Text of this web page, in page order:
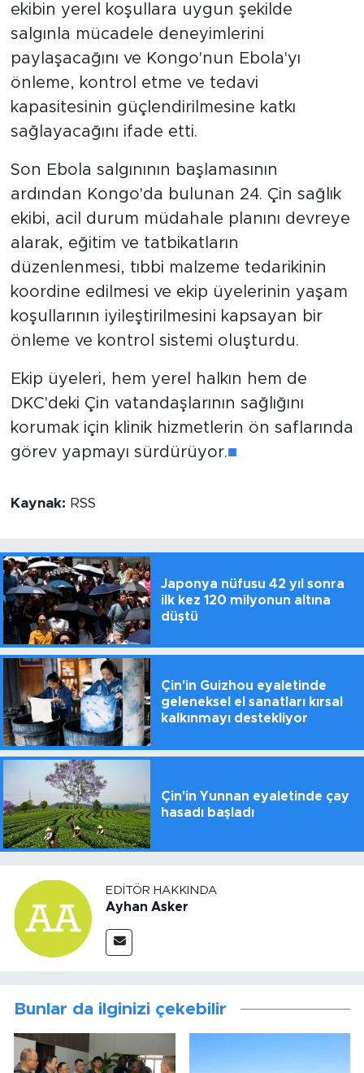
ekibin yerel koşullara uygun şekilde
salgınla mücadele deneyimlerini
paylaşacağını ve Kongo'nun Ebola'yı
önleme, kontrol etme ve tedavi
kapasitesinin güçlendirilmesine katkı
sağlayacağını ifade etti.
Son Ebola salgınının başlamasının
ardından Kongo'da bulunan 24. Çin sağlık
ekibi, acil durum müdahale planını devreye
alarak, eğitim ve tatbikatların
düzenlenmesi, tıbbi malzeme tedarikinin
koordine edilmesi ve ekip üyelerinin yaşam
koşullarının iyileştirilmesini kapsayan bir
önleme ve kontrol sistemi oluşturdu.
Ekip üyeleri, hem yerel halkın hem de
DKC'deki Çin vatandaşlarının sağlığını
korumak için klinik hizmetlerin ön saflarında
görev yapmayı sürdürüyor.■
Kaynak: RSS
Japonya nüfusu 42 yıl sonra
ilk kez 120 milyonun altına
düştü
Çin'in Guizhou eyaletinde
geleneksel el sanatları kırsal
kalkınmayı destekliyor
Çin'in Yunnan eyaletinde çay
hasadı başladı
EDITÖR HAKKINDA
Ayhan Asker
Bunlar da ilginizi çekebilir